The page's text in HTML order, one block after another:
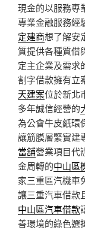
現金的以服務專
專業金融服務經
定建商想了解安
質提供各種質借
定主企業及需求
割字借款擁有立
天建案位於新北
多年誠信經營的
為公會牛皮紙環
讓筋膜層緊實建
當舖營業項目代
金周轉的中山區
家三重區汽機車
讓三重汽車借款
中山區汽車借款
善環境的綠色選